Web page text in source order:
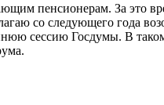
пенсионерам. За это
со следующего года
сессию Госдумы. В